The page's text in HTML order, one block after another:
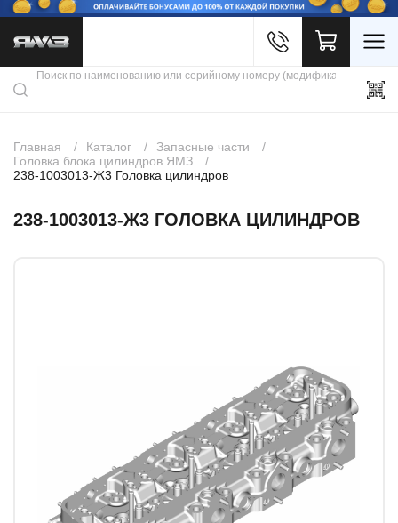
Каталог продукции
Скидки
Контакты
Главная Каталог
Запасные части
Головка блока цилиндров ЯМЗ
238-1003013-Ж3 Головка цилиндров
238-1003013-Ж3 ГОЛОВКА ЦИЛИНДРОВ